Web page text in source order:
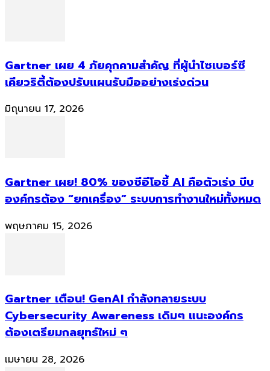
Gartner เผย 4 ภัยคุกคามสำคัญ ที่ผู้นำไซเบอร์ซี
เคียวริตี้ต้องปรับแผนรับมืออย่างเร่งด่วน
มิถุนายน 17, 2026
Gartner เผย! 80% ของซีอีโอชี้ AI คือตัวเร่ง บีบ
องค์กรต้อง “ยกเครื่อง” ระบบการทำงานใหม่ทั้งหมด
พฤษภาคม 15, 2026
Gartner เตือน! GenAI กำลังทลายระบบ
Cybersecurity Awareness เดิมๆ แนะองค์กร
ต้องเตรียมกลยุทธ์ใหม่ ๆ
เมษายน 28, 2026